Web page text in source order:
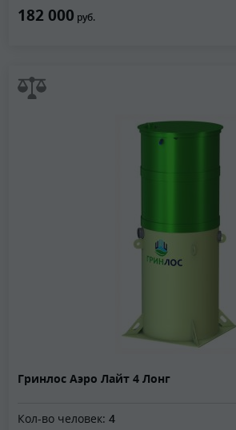
182 000 руб.
Гринлос Аэро Лайт 4 Лонг
Кол-во человек: 4